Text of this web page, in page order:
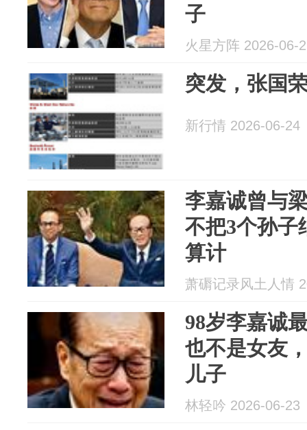
子
火星方阵 2026-06-
突发，张国
新行情 2026-06-24
李嘉诚曾与
不把3个孙子
算计
萧磭记录风土人情
98岁李嘉诚
也不是女友
儿子
林轻吟 2026-06-23